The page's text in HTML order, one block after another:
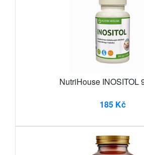
NutriHouse INOSITOL
185 Kč